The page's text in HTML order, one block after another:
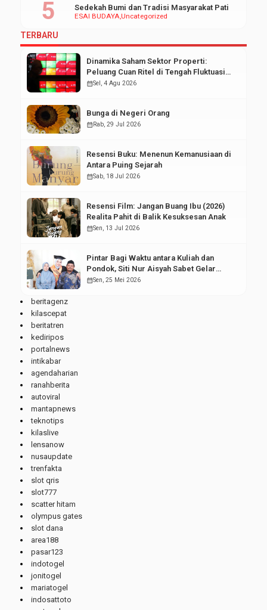
ESAI BUDAYAUncategorized
Sedekah Bumi dan Tradisi Masyarakat Pati
TERBARU
Dinamika Saham Sektor Properti:
Peluang Cuan Ritel di Tengah Fluktuasi
Pasar Modal
calendar_monthSel, 4 Agu 2026
Bunga di Negeri Orang
calendar_monthRab, 29 Jul 2026
Resensi Buku: Menenun Kemanusiaan di
Antara Puing Sejarah
calendar_monthSab, 18 Jul 2026
Resensi Film: Jangan Buang Ibu (2026)
Realita Pahit di Balik Kesuksesan Anak
calendar_monthSen, 13 Jul 2026
Pintar Bagi Waktu antara Kuliah dan
Pondok, Siti Nur Aisyah Sabet Gelar
Wisudawan Terbaik
calendar_monthSen, 25 Mei 2026
beritagenz
kilascepat
beritatren
kediripos
portalnews
intikabar
agendaharian
ranahberita
autoviral
mantapnews
teknotips
kilaslive
lensanow
nusaupdate
trenfakta
slot qris
slot777
scatter hitam
olympus gates
slot dana
area188
pasar123
indotogel
jonitogel
mariatogel
indosattoto